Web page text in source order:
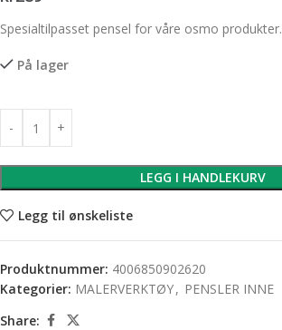
Spesialtilpasset pensel for våre osmo produkter.
På lager
LEGG I HANDLEKURV
Legg til ønskeliste
Produktnummer: 4006850902620
Kategorier: MALERVERKTØY, PENSLER INNE
Share: